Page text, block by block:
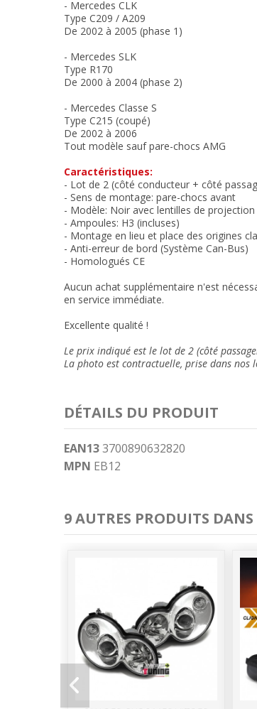
- Mercedes CLK
Type C209 / A209
De 2002 à 2005 (phase 1)
- Mercedes SLK
Type R170
De 2000 à 2004 (phase 2)
- Mercedes Classe S
Type C215 (coupé)
De 2002 à 2006
Tout modèle sauf pare-chocs AMG
Caractéristiques:
- Lot de 2 (côté conducteur + côté
- Sens de montage: pare-chocs avant
- Modèle: Noir avec lentilles de projection
- Ampoules: H3 (incluses)
- Montage en lieu et place des origines
- Anti-erreur de bord (Système Can-Bus)
- Homologués CE
Aucun achat supplémentaire n'est
en service immédiate.
Excellente qualité !
Le prix indiqué est le lot de 2 (côté
La photo est contractuelle, prise dans nos
DÉTAILS DU PRODUIT
EAN13 3700890632820
MPN EB12
9 AUTRES PRODUITS